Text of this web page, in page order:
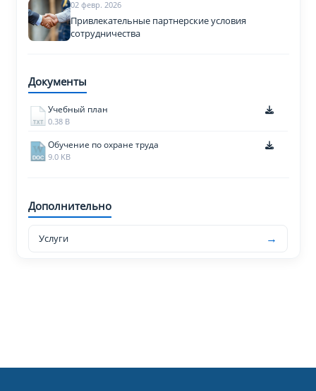
02 февр. 2026
Привлекательные партнерские условия
сотрудничества
Документы
Учебный план
0.38 B
Обучение по охране труда
9.0 KB
Дополнительно
Услуги →